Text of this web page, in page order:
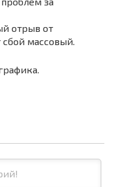
отрыв от
массовый.